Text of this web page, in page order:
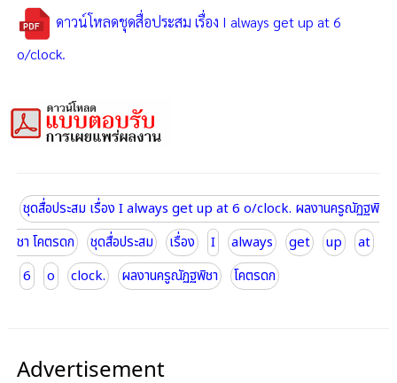
ดาวน์โหลดชุดสื่อประสม เรื่อง I always get up at 6
o/clock.
ชุดสื่อประสม เรื่อง I always get up at 6 o/clock. ผลงานครูณัฏฐพิ
ชา โคตรดก
ชุดสื่อประสม เรื่อง I always get up
at
6
o clock. ผลงานครูณัฏฐพิชา โคตรดก
Advertisement